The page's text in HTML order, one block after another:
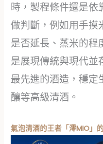
時，製程條件還是依
做判斷，例如用手摸
是否延長、蒸米的程
是展現傳統與現代並
最先進的酒造，穩定
釀等高級清酒。
氣泡清酒的王者「澪MIO」